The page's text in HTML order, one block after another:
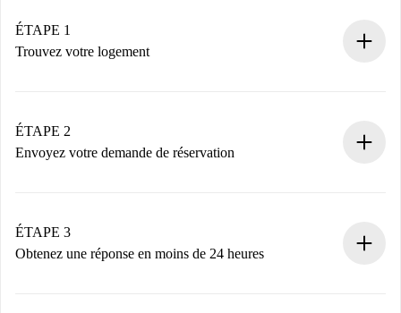
ÉTAPE 1
Trouvez votre logement
Vous disposez à l’avance de toutes les informations
nécessaires.
ÉTAPE 2
Envoyez votre demande de réservation
Nous ne vous facturerons rien tant que le propriétaire
n’aura pas accepté.
ÉTAPE 3
Obtenez une réponse en moins de 24 heures